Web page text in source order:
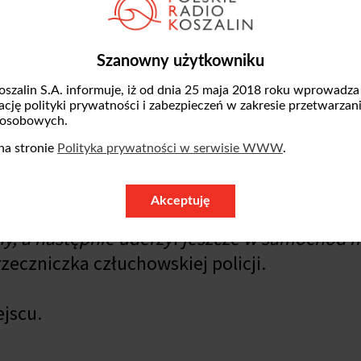
Szanowny użytkowniku
S.A. informuje, iż od dnia 25 maja 2018 roku wprowadza
polityki prywatności i zabezpieczeń w zakresie
stronie Polityka prywatności w serwisie WWW.
Akceptuję
Wielką a Czarnem.
samochodem marki Nissan, jadąc od
Kobieta nie zdołała jednak
z przeciwka samochodem
a następnie uderzył jeszcze w samochód
człuchowskiej policji.